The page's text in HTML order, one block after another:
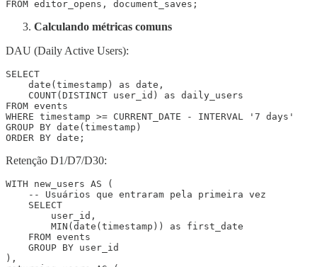
Calculando métricas comuns
DAU (Daily Active Users):
SELECT
    date(timestamp) as date,
    COUNT(DISTINCT user_id) as daily_users
FROM events
WHERE timestamp >= CURRENT_DATE - INTERVAL '7 days'
GROUP BY date(timestamp)
Retenção D1/D7/D30:
WITH new_users AS (
    -- Usuários que entraram pela primeira vez
    SELECT
        user_id,
        MIN(date(timestamp)) as first_date
    FROM events
    GROUP BY user_id
),